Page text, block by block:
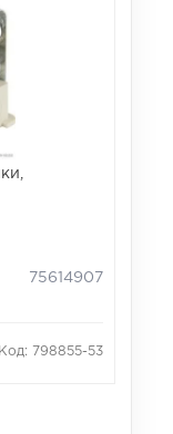
75614907
Код: 798855-53